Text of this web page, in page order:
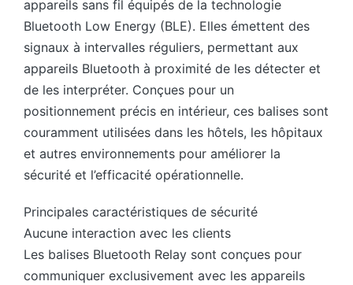
appareils sans fil équipés de la technologie
Bluetooth Low Energy (BLE). Elles émettent des
signaux à intervalles réguliers, permettant aux
appareils Bluetooth à proximité de les détecter et
de les interpréter. Conçues pour un
positionnement précis en intérieur, ces balises sont
couramment utilisées dans les hôtels, les hôpitaux
et autres environnements pour améliorer la
sécurité et l’efficacité opérationnelle.
Principales caractéristiques de sécurité
Aucune interaction avec les clients
Les balises Bluetooth Relay sont conçues pour
communiquer exclusivement avec les appareils